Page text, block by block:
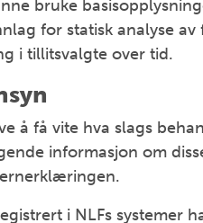
bruke
for statisk analyse
i tillitsvalgte over tid.
å få vite hva slags
informasjon om
i NLFs systemer